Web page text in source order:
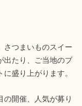
さつまいものスイー
出たり、ご当地のブ
盛り上がります。
の開催、人気が募り